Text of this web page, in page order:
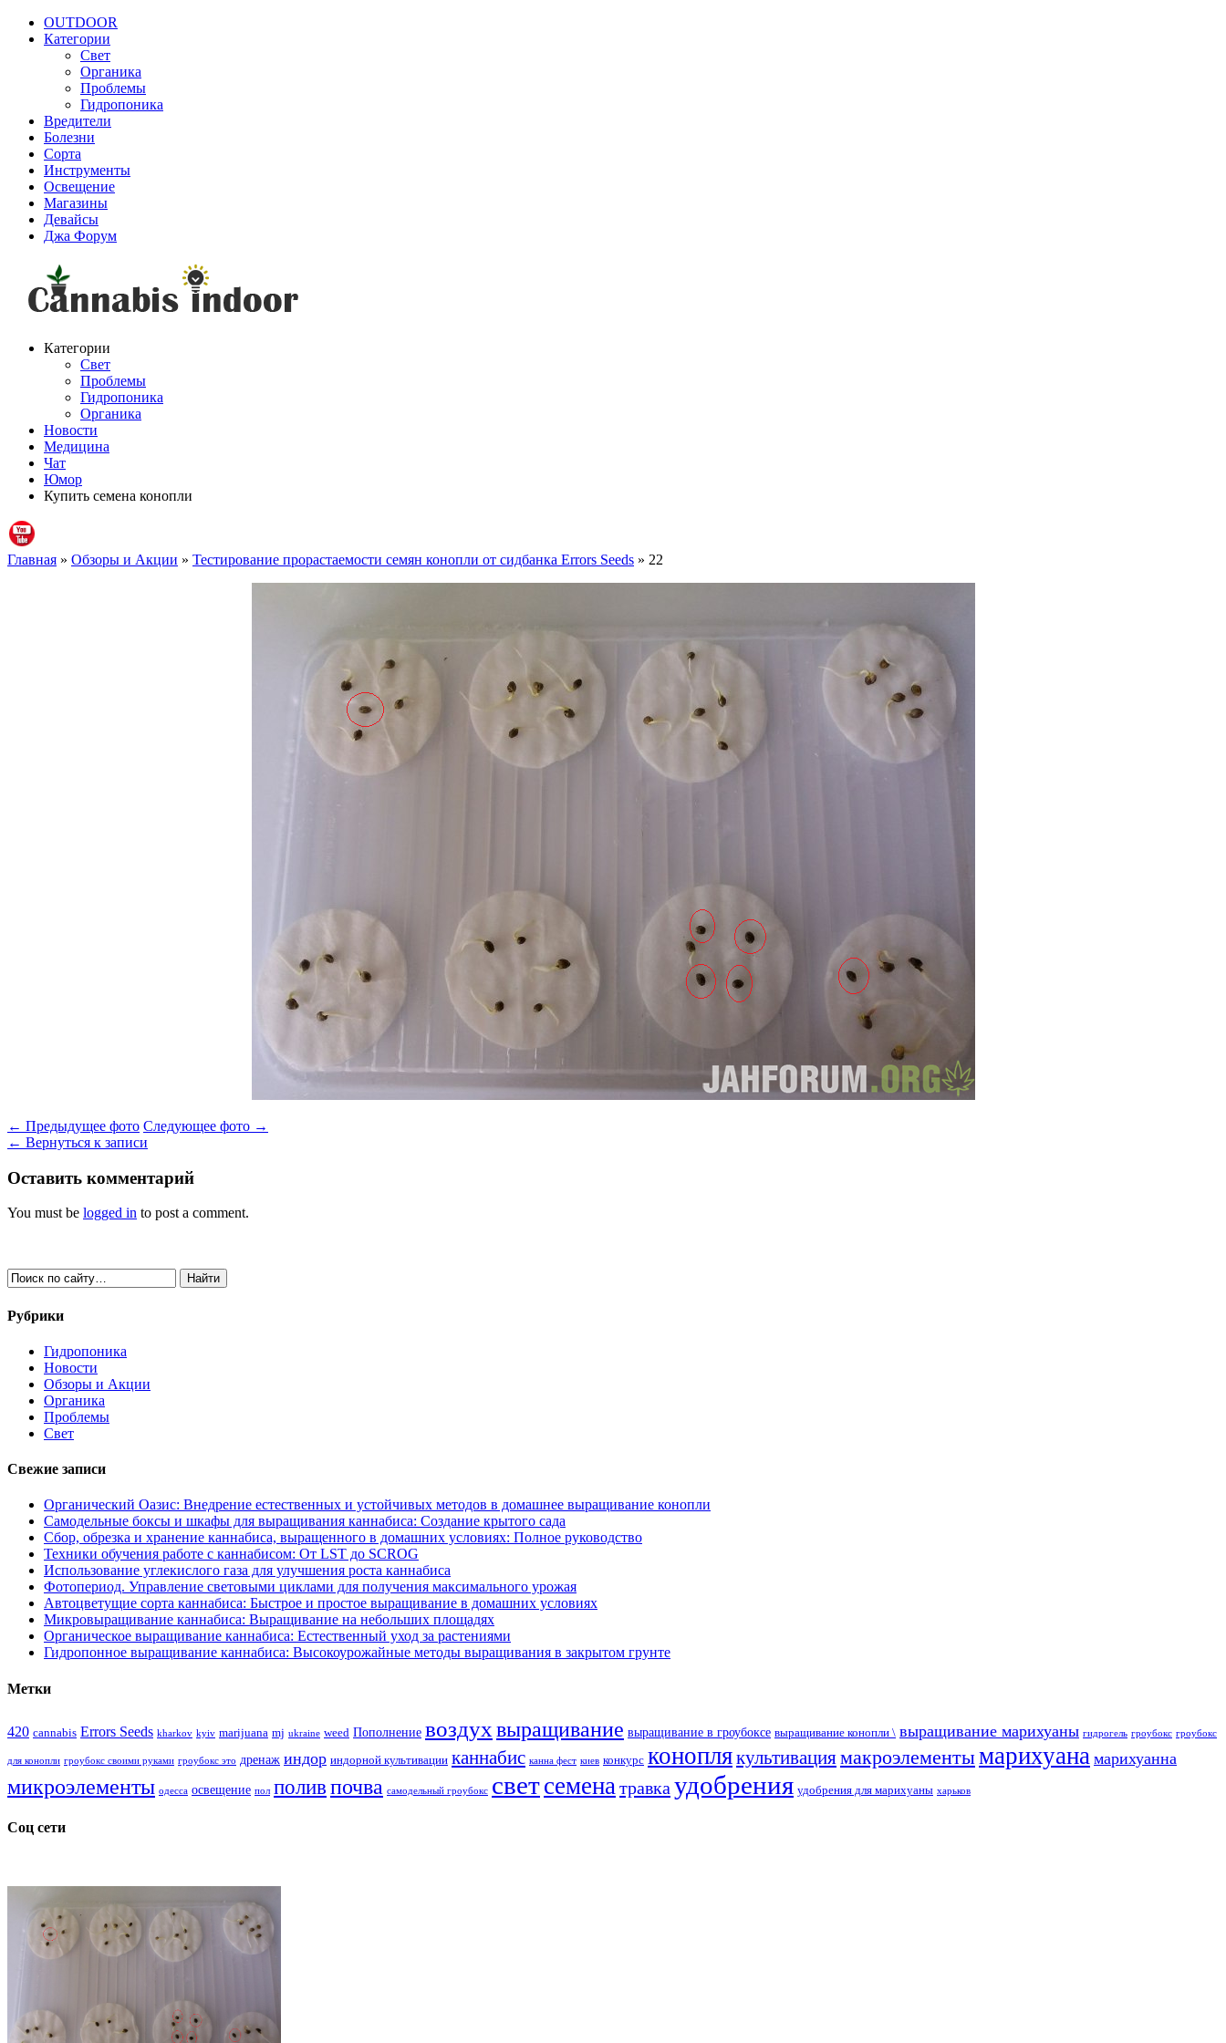
OUTDOOR
Категории
Свет
Органика
Проблемы
Гидропоника
Вредители
Болезни
Сорта
Инструменты
Освещение
Магазины
Девайсы
Джа Форум
Категории
Свет
Проблемы
Гидропоника
Органика
Новости
Медицина
Чат
Юмор
Купить семена конопли
Главная » Обзоры и Акции » Тестирование прорастаемости семян конопли от сидбанка Errors Seeds » 22
← Предыдущее фото Следующее фото →
← Вернуться к записи
Оставить комментарий
You must be logged in to post a comment.
Рубрики
Гидропоника
Новости
Обзоры и Акции
Органика
Проблемы
Свет
Свежие записи
Органический Оазис: Внедрение естественных и устойчивых методов в домашнее выращивание конопли
Самодельные боксы и шкафы для выращивания каннабиса: Создание крытого сада
Сбор, обрезка и хранение каннабиса, выращенного в домашних условиях: Полное руководство
Техники обучения работе с каннабисом: От LST до SCROG
Использование углекислого газа для улучшения роста каннабиса
Фотопериод. Управление световыми циклами для получения максимального урожая
Автоцветущие сорта каннабиса: Быстрое и простое выращивание в домашних условиях
Микровыращивание каннабиса: Выращивание на небольших площадях
Органическое выращивание каннабиса: Естественный уход за растениями
Гидропонное выращивание каннабиса: Высокоурожайные методы выращивания в закрытом грунте
Метки
420 cannabis Errors Seeds kharkov kyiv marijuana mj ukraine weed Пополнение воздухвыращивание выращивание в гроубоксе выращивание конопли \ выращивание марихуаны гидрогель гроубокс гроубокс
для конопли гроубокс своими руками гроубокс это дренаж индор индорной культивации каннабис канна фест киев конкурс коноплякультивациямакроэлементымарихуана марихуанна
микроэлементы одесса освещение пол полив почва самодельный гроубокс светсемена травка удобрения удобрения для марихуаны харьков
Соц сети